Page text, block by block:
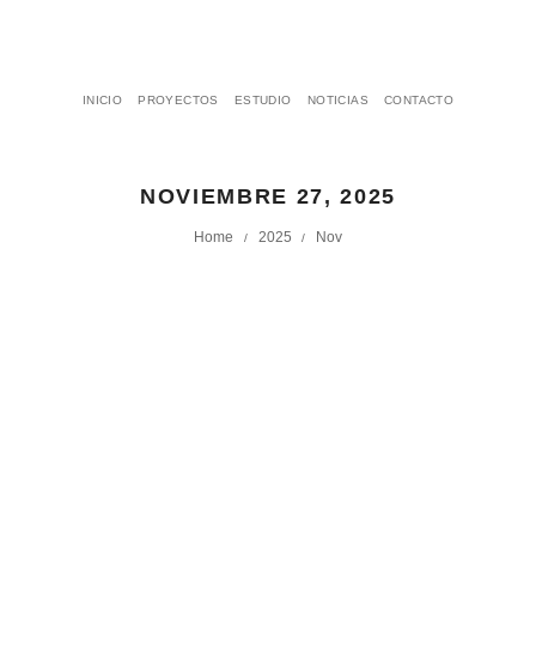
INICIO PROYECTOS ESTUDIO NOTICIAS CONTACTO
NOVIEMBRE 27, 2025
Home / 2025 / Nov